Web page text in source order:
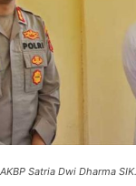
Satria Dwi Dharma SIK.